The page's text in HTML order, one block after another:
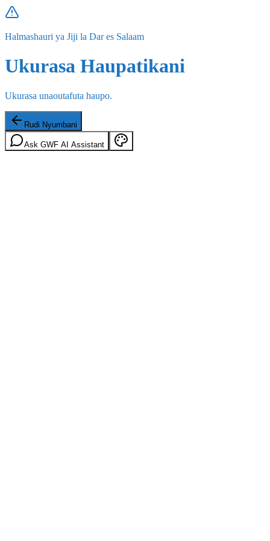
Halmashauri ya Jiji la Dar es Salaam
Ukurasa Haupatikani
Ukurasa unaoutafuta haupo.
Rudi Nyumbani
Ask GWF AI Assistant